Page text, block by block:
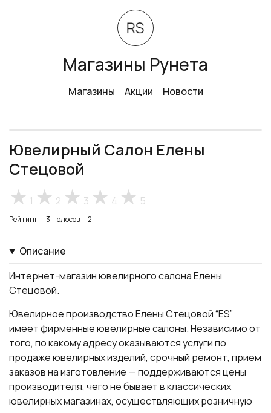
Магазины Рунета
Магазины Акции Новости
Ювелирный Салон Елены
Стецовой
1 2 3 4 5
Рейтинг — 3, голосов — 2.
Описание
Интернет-магазин ювелирного салона Елены
Стецовой.
Ювелирное производство Елены Стецовой “ES”
имеет фирменные ювелирные салоны. Независимо от
того, по какому адресу оказываются услуги по
продаже ювелирных изделий, срочный ремонт, прием
заказов на изготовление — поддерживаются цены
производителя, чего не бывает в классических
ювелирных магазинах, осуществляющих розничную